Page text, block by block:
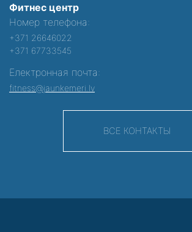
Фитнес центр
Номер телефона:
+371 26646022
+371 67733545
Електронная почта:
fitness@jaunkemeri.lv
ВСЕ КОНТАКТЫ